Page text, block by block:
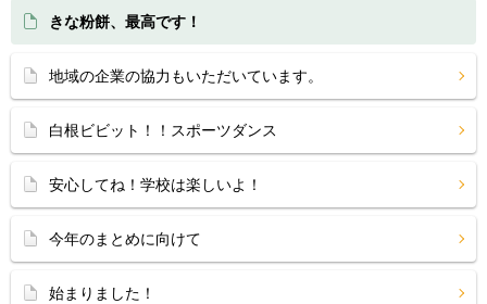
きな粉餅、最高です！
地域の企業の協力もいただいています。
白根ビビット！！スポーツダンス
安心してね！学校は楽しいよ！
今年のまとめに向けて
始まりました！